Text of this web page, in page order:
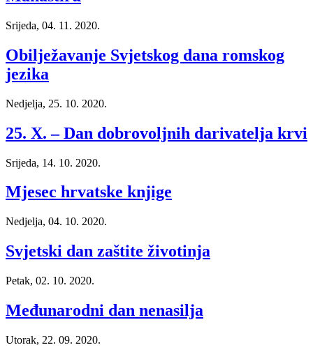
Srijeda, 04. 11. 2020.
Obilježavanje Svjetskog dana romskog
jezika
Nedjelja, 25. 10. 2020.
25. X. – Dan dobrovoljnih darivatelja krvi
Srijeda, 14. 10. 2020.
Mjesec hrvatske knjige
Nedjelja, 04. 10. 2020.
Svjetski dan zaštite životinja
Petak, 02. 10. 2020.
Međunarodni dan nenasilja
Utorak, 22. 09. 2020.